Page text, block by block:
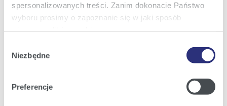
spersonalizowanych treści. Zanim dokonacie Państwo
wyboru prosimy o zapoznanie się w jaki sposób
Szczegółowe informacje na ten temat znajdziecie
Polityce
zgody
Niezbędne
Preferencje
12
sie
2020
Raport bieżący nr 37/2020
Wyrok Sądu Apelacyjnego w sprawie o
uchylenie uchwały Nadzwyczajnego
Następna